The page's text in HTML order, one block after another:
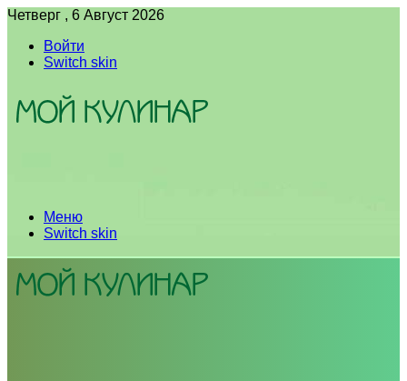
Четверг , 6 Август 2026
Войти
Switch skin
Меню
Switch skin